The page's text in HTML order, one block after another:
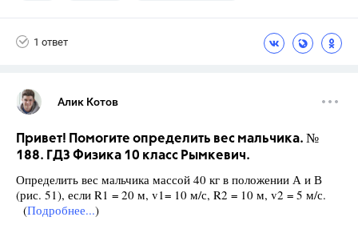
1 ответ
Алик Котов
Привет! Помогите определить вес мальчика. №
188. ГДЗ Физика 10 класс Рымкевич.
Определить вес мальчика массой 40 кг в положении А и В
(рис. 51), если R1 = 20 м, v1= 10 м/с, R2 = 10 м, v2 = 5 м/с.
(Подробнее...)